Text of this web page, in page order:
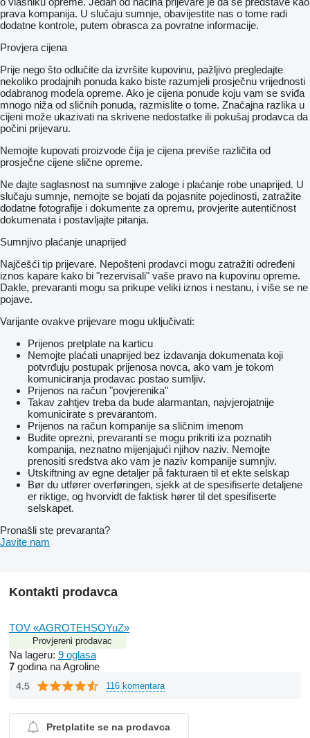
prava kompanija. U slučaju sumnje, obavijestite nas o tome radi
dodatne kontrole, putem obrasca za povratne informacije.
Provjera cijena
Prije nego što odlučite da izvršite kupovinu, pažljivo pregledajte
nekoliko prodajnih ponuda kako biste razumjeli prosječnu vrijednosti
odabranog modela opreme. Ako je cijena ponude koju vam se sviđa
mnogo niža od sličnih ponuda, razmislite o tome. Značajna razlika u
cijeni može ukazivati ​​na skrivene nedostatke ili pokušaj prodavca da
počini prijevaru.
Nemojte kupovati proizvode čija je cijena previše različita od
prosječne cijene slične opreme.
Ne dajte saglasnost na sumnjive zaloge i plaćanje robe unaprijed. U
slučaju sumnje, nemojte se bojati da pojasnite pojedinosti, zatražite
dodatne fotografije i dokumente za opremu, provjerite autentičnost
dokumenata i postavljajte pitanja.
Sumnjivo plaćanje unaprijed
Najčešći tip prijevare. Nepošteni prodavci mogu zatražiti određeni
iznos kapare kako bi "rezervisali" vaše pravo na kupovinu opreme.
Dakle, prevaranti mogu sa prikupe veliki iznos i nestanu, i više se ne
pojave.
Varijante ovakve prijevare mogu uključivati:
Prijenos pretplate na karticu
Nemojte plaćati unaprijed bez izdavanja dokumenata koji
potvrđuju postupak prijenosa novca, ako vam je tokom
komuniciranja prodavac postao sumljiv.
Prijenos na račun "povjerenika"
Takav zahtjev treba da bude alarmantan, najvjerojatnije
komunicirate s prevarantom.
Prijenos na račun kompanije sa sličnim imenom
Budite oprezni, prevaranti se mogu prikriti iza poznatih
kompanija, neznatno mijenjajući njihov naziv. Nemojte
prenositi sredstva ako vam je naziv kompanije sumnjiv.
Utskiftning av egne detaljer på fakturaen til et ekte selskap
Bør du utfører overføringen, sjekk at de spesifiserte detaljene
er riktige, og hvorvidt de faktisk hører til det spesifiserte
selskapet.
Pronašli ste prevaranta?
Javite nam
Kontakti prodavca
TOV «AGROTEHSOYuZ»
Provjereni prodavac
Na lageru: 9 oglasa
7 godina na Agroline
4.5 116 komentara
Pretplatite se na prodavca